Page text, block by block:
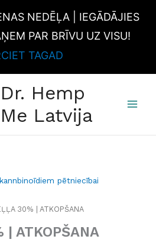
NEDĒĻA | IEGĀDĀJIES
PAR BRĪVU UZ VISU!
TAGAD
Dr. Hemp
Me Latvija
30% | ATKOPŠANA
| ATKOPŠANA